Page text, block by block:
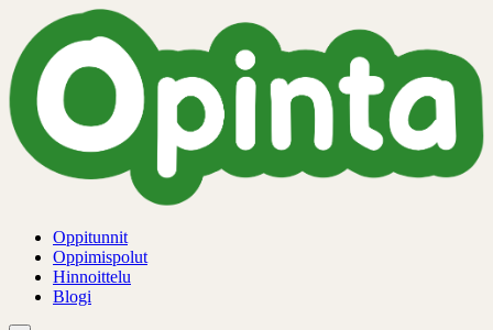
Oppitunnit
Oppimispolut
Hinnoittelu
Blogi